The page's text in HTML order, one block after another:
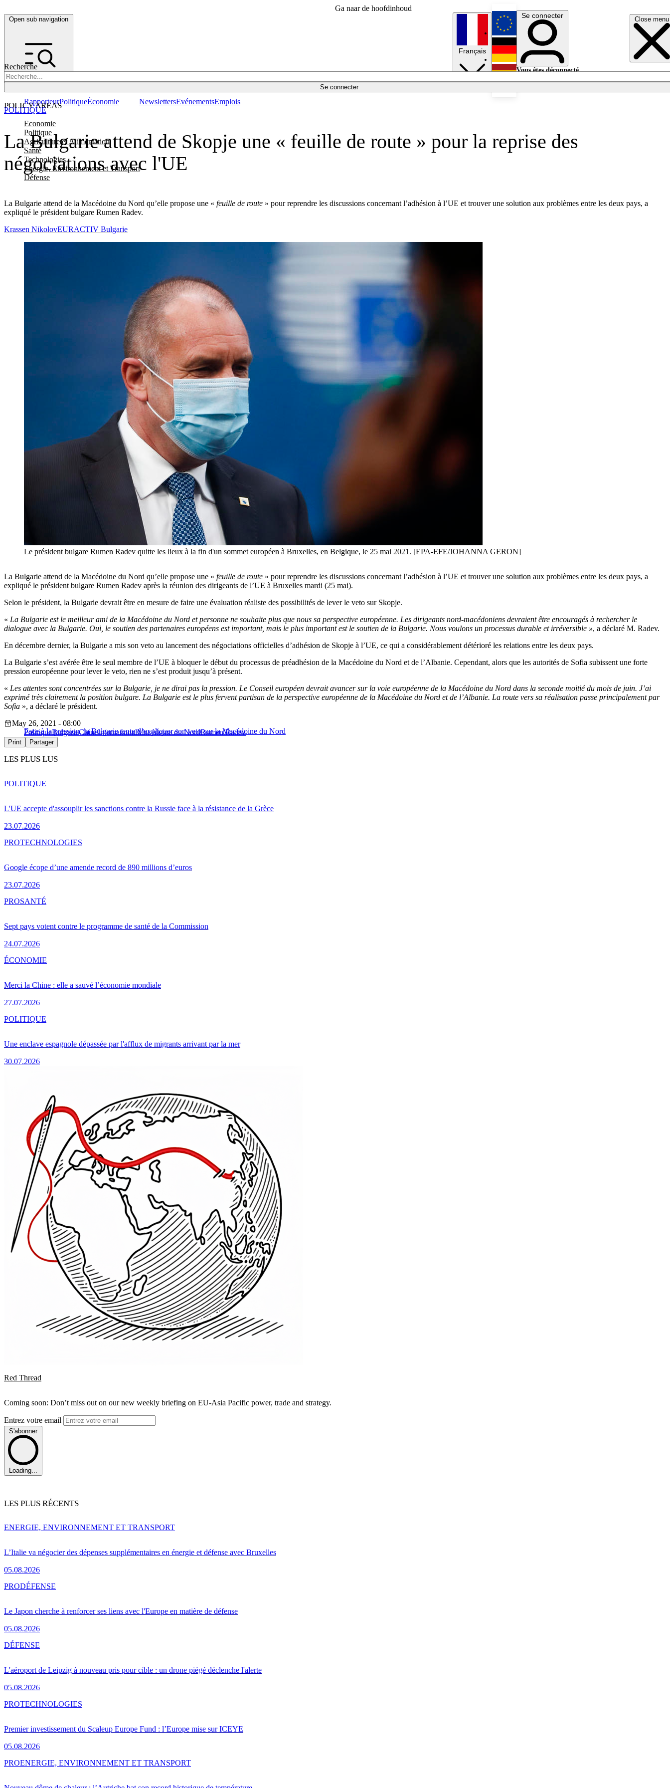
Ga naar de hoofdinhoud
Open sub navigation Close menu
Recherche
Se connecter
POLICY AREAS
Economie
Politique
Agriculture et Alimentation
Santé
Technologies
Energie, Environnement et Transport
Défense
RapporteurPolitiqueÉconomie NewslettersEvénementsEmplois
Français
English
Deutsch
Se connecter
Vous êtes déconnecté.
La Bulgarie attend de Skopje une « feuille de route » pour la reprise des
négociations avec l'UE
La Bulgarie attend de la Macédoine du Nord qu’elle propose une « feuille de route » pour reprendre les discussions concernant l’adhésion à l’UE et trouver une solution aux problèmes entre les deux pays, a
expliqué le président bulgare Rumen Radev.
POLITIQUE
Krassen NikolovEURACTIV Bulgarie
Le président bulgare Rumen Radev quitte les lieux à la fin d'un sommet européen à Bruxelles, en Belgique, le 25 mai 2021. [EPA-EFE/JOHANNA GERON]
La Bulgarie attend de la Macédoine du Nord qu’elle propose une « feuille de route » pour reprendre les discussions concernant l’adhésion à l’UE et trouver une solution aux problèmes entre les deux pays, a
expliqué le président bulgare Rumen Radev après la réunion des dirigeants de l’UE à Bruxelles mardi (25 mai).
Selon le président, la Bulgarie devrait être en mesure de faire une évaluation réaliste des possibilités de lever le veto sur Skopje.
« La Bulgarie est le meilleur ami de la Macédoine du Nord et personne ne souhaite plus que nous sa perspective européenne. Les dirigeants nord-macédoniens devraient être encouragés à rechercher le
dialogue avec la Bulgarie. Oui, le soutien des partenaires européens est important, mais le plus important est le soutien de la Bulgarie. Nous voulons un processus durable et irréversible », a déclaré M. Radev.
En décembre dernier, la Bulgarie a mis son veto au lancement des négociations officielles d’adhésion de Skopje à l’UE, ce qui a considérablement détérioré les relations entre les deux pays.
La Bulgarie s’est avérée être le seul membre de l’UE à bloquer le début du processus de préadhésion de la Macédoine du Nord et de l’Albanie. Cependant, alors que les autorités de Sofia subissent une forte
pression européenne pour lever le veto, rien ne s’est produit jusqu’à présent.
« Les attentes sont concentrées sur la Bulgarie, je ne dirai pas la pression. Le Conseil européen devrait avancer sur la voie européenne de la Macédoine du Nord dans la seconde moitié du mois de juin. J’ai
exprimé très clairement la position bulgare. La Bulgarie est le plus fervent partisan de la perspective européenne de la Macédoine du Nord et de l’Albanie. La route vers sa réalisation passe principalement par
Sofia », a déclaré le président.
Face à la pression, la Bulgarie tente d’expliquer son veto sur la Macédoine du Nord
May 26, 2021 - 08:00
PolitiqueBulgarieChineInternationalMacédoine du NordRumen Radev
Print Partager
LES PLUS LUS
L'UE accepte d'assouplir les sanctions contre la Russie face à la résistance de la Grèce
23.07.2026
POLITIQUE
Google écope d’une amende record de 890 millions d’euros
23.07.2026
PROTECHNOLOGIES
Sept pays votent contre le programme de santé de la Commission
24.07.2026
PROSANTÉ
Merci la Chine : elle a sauvé l’économie mondiale
27.07.2026
ÉCONOMIE
Une enclave espagnole dépassée par l'afflux de migrants arrivant par la mer
30.07.2026
POLITIQUE
Red Thread
Coming soon: Don’t miss out on our new weekly briefing on EU-Asia Pacific power, trade and strategy.
Entrez votre email
S'abonner
Loading...
LES PLUS RÉCENTS
L’Italie va négocier des dépenses supplémentaires en énergie et défense avec Bruxelles
05.08.2026
ENERGIE, ENVIRONNEMENT ET TRANSPORT
Le Japon cherche à renforcer ses liens avec l'Europe en matière de défense
05.08.2026
PRODÉFENSE
L'aéroport de Leipzig à nouveau pris pour cible : un drone piégé déclenche l'alerte
05.08.2026
DÉFENSE
Premier investissement du Scaleup Europe Fund : l’Europe mise sur ICEYE
05.08.2026
PROTECHNOLOGIES
PROENERGIE, ENVIRONNEMENT ET TRANSPORT